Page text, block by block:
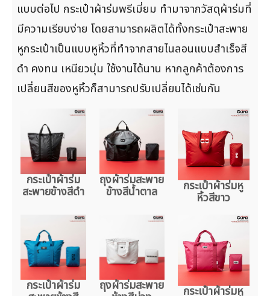
แบบต่อไป กระเป๋าผ้าร่มพรีเมี่ยม ทำมาจากวัสดุผ้าร่มที่
มีความเรียบง่าย โดยสามารถผลิตได้ทั้งกระเป๋าสะพาย
หูกระเป๋าเป็นแบบหูหิ้วที่ทำจากสายไนลอนแบบสำเร็จสี
ดำ คงทน เหนียวนุ่ม ใช้งานได้นาน หากลูกค้าต้องการ
เปลี่ยนสีของหูหิ้วก็สามารถปรับเปลี่ยนได้เช่นกัน
กระเป๋าผ้าร่ม
สะพายข้างสีดำ
ถุงผ้าร่มสะพาย
ข้างสีน้ำตาล กระเป๋าผ้าร่มหู
หิ้วสีขาว
กระเป๋าผ้าร่ม ถุงผ้าร่มสะพาย กระเป๋าผ้าร่มหู